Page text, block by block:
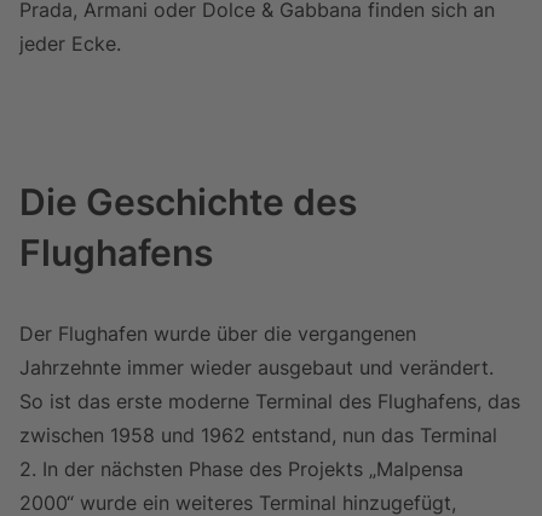
Prada, Armani oder Dolce & Gabbana finden sich an
jeder Ecke.
Die Geschichte des
Flughafens
Der Flughafen wurde über die vergangenen
Jahrzehnte immer wieder ausgebaut und verändert.
So ist das erste moderne Terminal des Flughafens, das
zwischen 1958 und 1962 entstand, nun das Terminal
2. In der nächsten Phase des Projekts „Malpensa
2000“ wurde ein weiteres Terminal hinzugefügt,